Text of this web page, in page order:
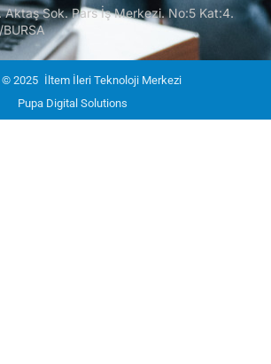
Aktaş Sok. Pars İş Merkezi. No:5 Kat:4.
© 2025 İltem İleri Teknoloji Merkezi
Pupa Digital Solutions